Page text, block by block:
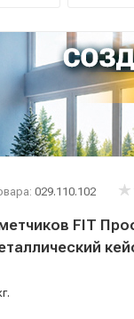
029.110.102
FIT